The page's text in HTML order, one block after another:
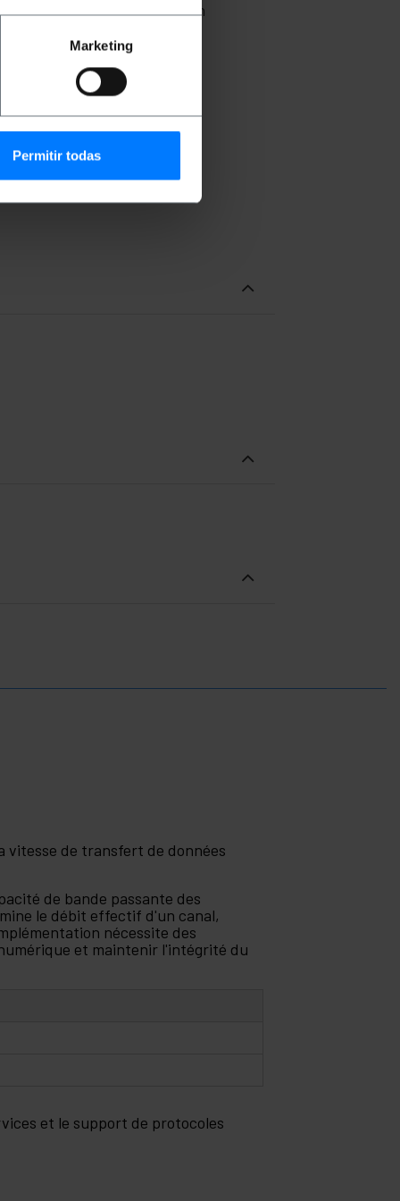
Marketing
Permitir todas
la vidéo haute définition non
par caméra de sécurité.
vitesse de transfert de données
de bande passante des
le débit effectif d'un canal,
nécessite des
et maintenir l'intégrité du
et le support de protocoles